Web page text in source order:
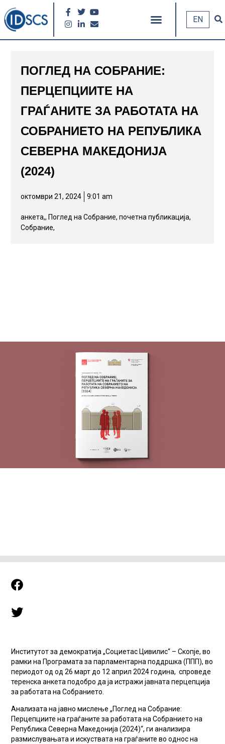
EN
ПОГЛЕД НА СОБРАНИЕ:
ПЕРЦЕПЦИИТЕ НА
ГРАЃАНИТЕ ЗА РАБОТАТА НА
СОБРАНИЕТО НА РЕПУБЛИКА
СЕВЕРНА МАКЕДОНИЈА
(2024)
октомври 21, 2024 9:01 am
анкета,, Поглед на Собрание,почетна публикација,
Собрание,
Институтот за демократија „Социетас Цивилис“ – Скопје, во
рамки на Програмата за парламентарна поддршка (ППП), во
периодот од од 26 март до 12 април 2024 година, спроведе
теренска анкета подобро да ја истражи јавната перцепција
за работата на Собранието.
Анализата на јавно мислење „Поглед на Собрание:
Перцепциите на граѓаните за работата на Собранието на
Република Северна Македонија (2024)“, ги анализира
размислувањата и искуствата на граѓаните во однос на